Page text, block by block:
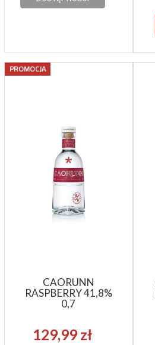
CAORUNN
RASPBERRY 41,8%
0,7
129,99 zł
PROMOCJA